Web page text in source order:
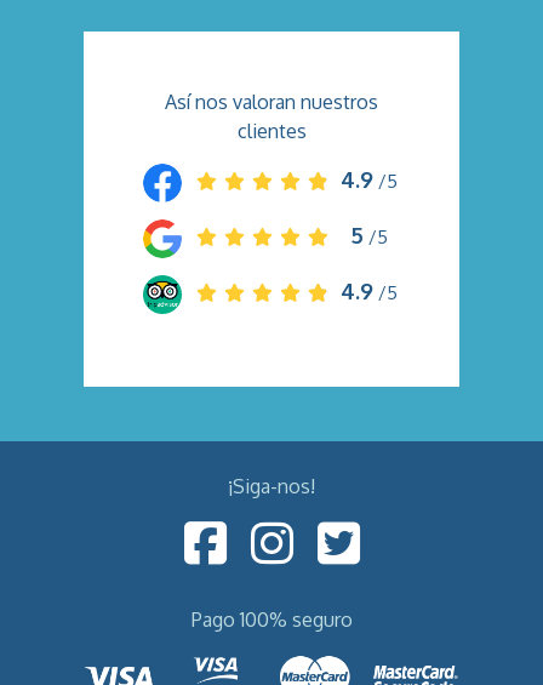
Así nos valoran nuestros
clientes
4.9 /5
5 /5
4.9 /5
¡Siga-nos!
Pago 100% seguro